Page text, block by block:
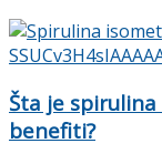
Šta je
benefiti?